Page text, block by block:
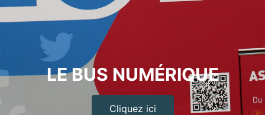
LE BUS NUMÉRIQUE
Cliquez ici